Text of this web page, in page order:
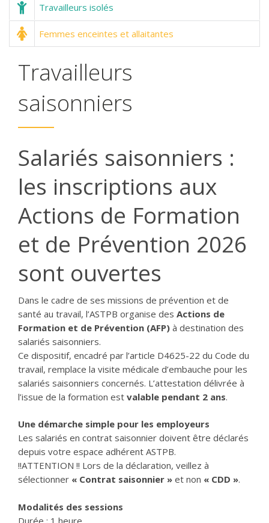
Travailleurs isolés
Femmes enceintes et allaitantes
Travailleurs
saisonniers
Salariés saisonniers :
les inscriptions aux
Actions de Formation
et de Prévention 2026
sont ouvertes
Dans le cadre de ses missions de prévention et de
santé au travail, l’ASTPB organise des Actions de
Formation et de Prévention (AFP) à destination des
salariés saisonniers.
Ce dispositif, encadré par l’article D4625-22 du Code du
travail, remplace la visite médicale d’embauche pour les
salariés saisonniers concernés. L’attestation délivrée à
l’issue de la formation est valable pendant 2 ans.
Une démarche simple pour les employeurs
Les salariés en contrat saisonnier doivent être déclarés
depuis votre espace adhérent ASTPB.
!!ATTENTION !! Lors de la déclaration, veillez à
sélectionner « Contrat saisonnier » et non « CDD ».
Modalités des sessions
Durée : 1 heure